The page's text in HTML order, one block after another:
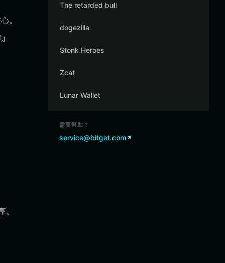
。
The retarded bull
dogezilla
Stonk Heroes
Zcat
Lunar Wallet
需要幫助？
service@bitget.com